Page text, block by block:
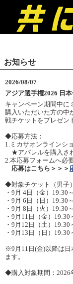
お知らせ
2026/08/07
アジア選手権2026 日
キャンペーン期間中に
購入いただいた方の中
戦チケットをプレゼン
◆応募方法：
1.ミカサオンラインシ
★アパレルを購入さ
2.本応募フォームへ必
応募はこちら＞＞＞
◆対象チケット（男子）
・9月 4日（金）19:30
・9月 6日（日）19:30
・9月 8日（火）19:30
・9月11日（金）19:30
・9月12日（土）19:30
・9月13日（日）19:30
※9月11日(金)以降は日
ます。
◆購入対象期間：2026